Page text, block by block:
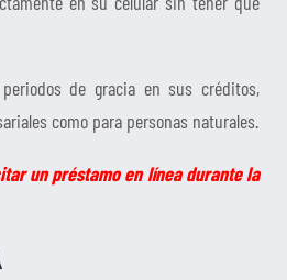
de gracia en sus créditos,
como para personas naturales.
un préstamo en línea durante la